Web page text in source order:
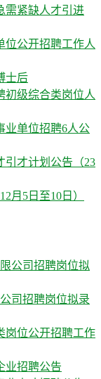
需紧缺人才引进
位公开招聘工作人
士后
初级综合类岗位人
业单位招聘6人公
引才计划公告（23
月5日至10日）
司招聘岗位拟录
岗位公开招聘工作
业招聘公告